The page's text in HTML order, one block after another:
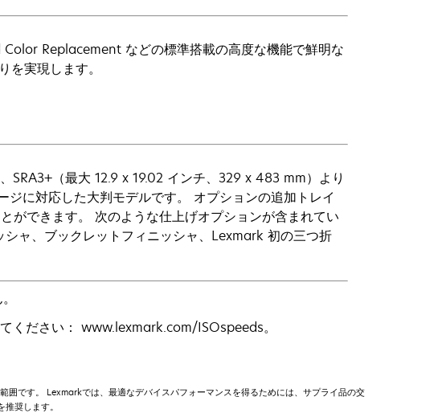
Replacement などの標準搭載の高度な機能で鮮明な
実現します。
SRA3+（最大 12.9 x 19.02 インチ、329 x 483 mm）より
に対応した大判モデルです。 オプションの追加トレイ
ができます。 次のような仕上げオプションが含まれてい
ャ、ブックレットフィニッシャ、Lexmark 初の三つ折
ください： www.lexmark.com/ISOspeeds。
囲です。 Lexmarkでは、最適なデバイスパフォーマンスを得るためには、サプライ品の交
奨します。